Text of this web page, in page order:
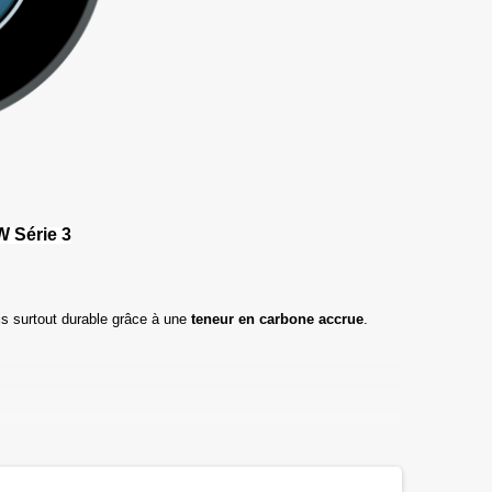
Série 3
surtout durable grâce à une teneur en carbone accrue.